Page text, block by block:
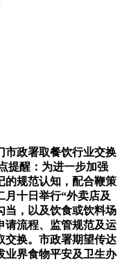
政署取餐饮行业交换
提醒：为进一步加强
的规范认知，配合鞭策
十日举行“外卖店及
当，以及饮食或饮料场
请流程、监管规范及运
交换。市政署期望传达
业界食物平安及卫生办